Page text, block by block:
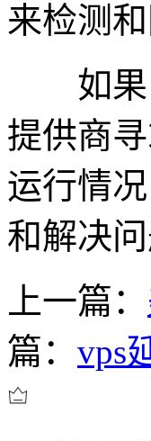
来检测
如果以
提供商
运行情
和解决问
上一篇：
篇： vps